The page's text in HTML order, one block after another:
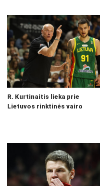
R. Kurtinaitis lieka prie
Lietuvos rinktinės vairo